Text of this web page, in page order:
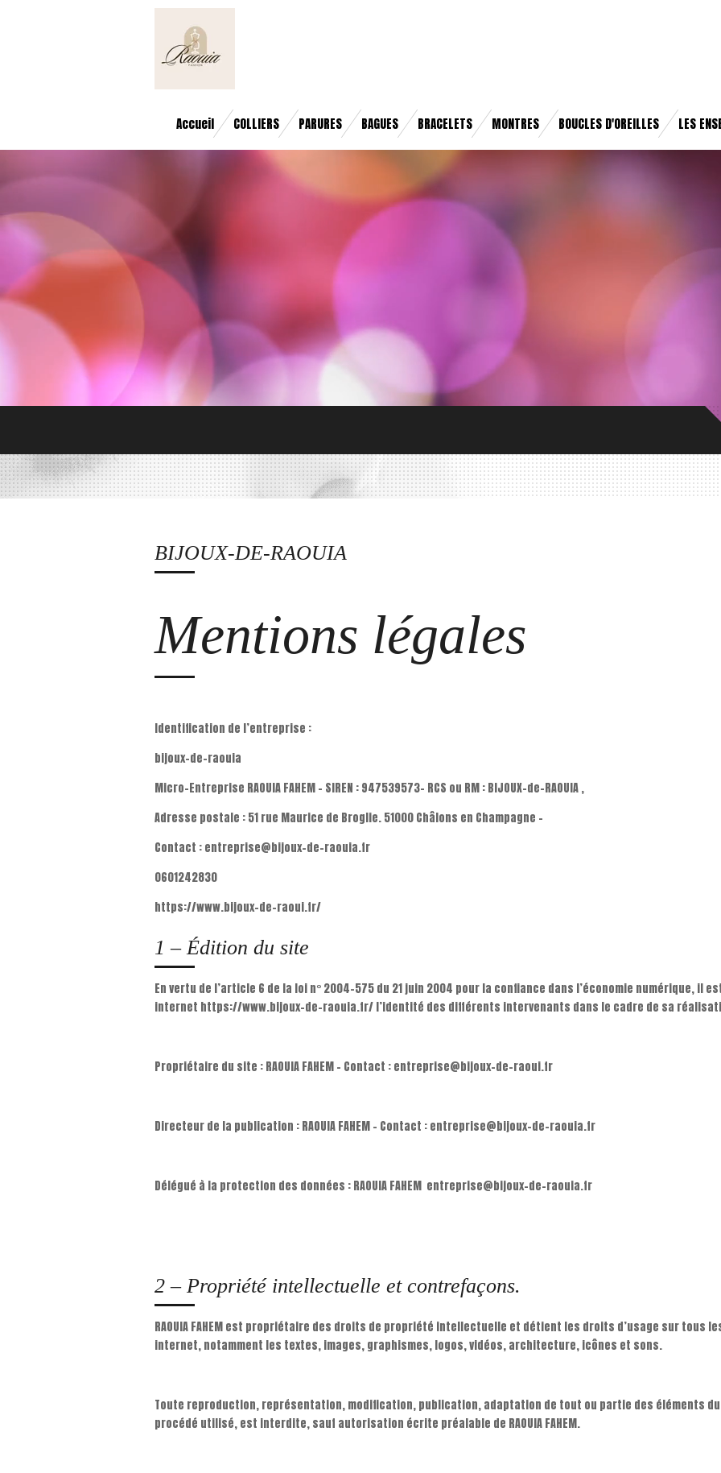
Accueil COLLIERS PARURES BAGUES BRACELETS MONTRES BOUCLES D'OREILLES LES
BIJOUX-DE-RAOUIA
Mentions légales
Identification de l’entreprise :
bijoux-de-raouia
Micro-Entreprise RAOUIA FAHEM – SIREN : 947539573– RCS ou RM : BIJOUX–de-RAOUIA ,
Adresse postale : 51 rue Maurice de Broglie. 51000 Châlons en Champagne -
Contact : entreprise@bijoux-de-raouia.fr
0601242830
https://www.bijoux-de-raoui.fr/
1 – Édition du site
En vertu de l’article 6 de la loi n° 2004-575 du 21 juin 2004 pour la confiance dans l’économie numérique, il
internet https://www.bijoux-de-raouia.fr/ l’identité des différents intervenants dans le cadre de sa
Propriétaire du site : RAOUIA FAHEM – Contact : entreprise@bijoux-de-raoui.fr
Directeur de la publication : RAOUIA FAHEM – Contact : entreprise@bijoux-de-raouia.fr
Délégué à la protection des données : RAOUIA FAHEM entreprise@bijoux-de-raouia.fr
2 – Propriété intellectuelle et contrefaçons.
RAOUIA FAHEM est propriétaire des droits de propriété intellectuelle et détient les droits d’usage sur tous
internet, notamment les textes, images, graphismes, logos, vidéos, architecture, icônes et sons.
Toute reproduction, représentation, modification, publication, adaptation de tout ou partie des éléments
procédé utilisé, est interdite, sauf autorisation écrite préalable de RAOUIA FAHEM.